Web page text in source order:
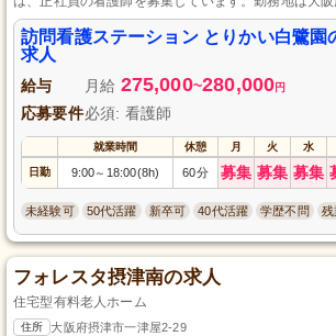
着した看護サービスを提供しています。あなたの経
の笑顔を引き出すお仕事を一緒にしてみませんか？
ん。応募をお待ちしています。
訪問看護ステーション とりかい白鷺園
求人
給与 月給 275,000~280,000円
応募要件必須: 看護師
就業時間 休憩 月 火 水
日勤 9:00～ 18:00(8h) 60分 募集 募集 募集
未経験可 50代活躍 新卒可 40代活躍 学歴不問 残
フォレスタ摂津南の求人
住宅型有料老人ホーム
住所 大阪府摂津市一津屋2-29